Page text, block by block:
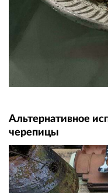
Альтернативное
черепицы